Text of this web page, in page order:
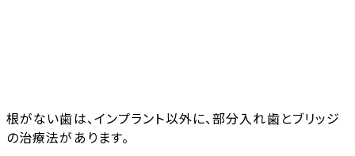
根がない歯は、インプラント以外に、部分入れ歯とブリッジ
の治療法があります。